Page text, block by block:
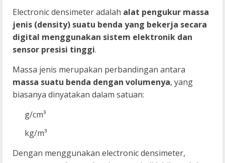
Electronic densimeter adalah alat pengukur massa
jenis (density) suatu benda yang bekerja secara
digital menggunakan sistem elektronik dan
sensor presisi tinggi.
Massa jenis merupakan perbandingan antara
massa suatu benda dengan volumenya, yang
biasanya dinyatakan dalam satuan:
g/cm³
kg/m³
Dengan menggunakan electronic densimeter,